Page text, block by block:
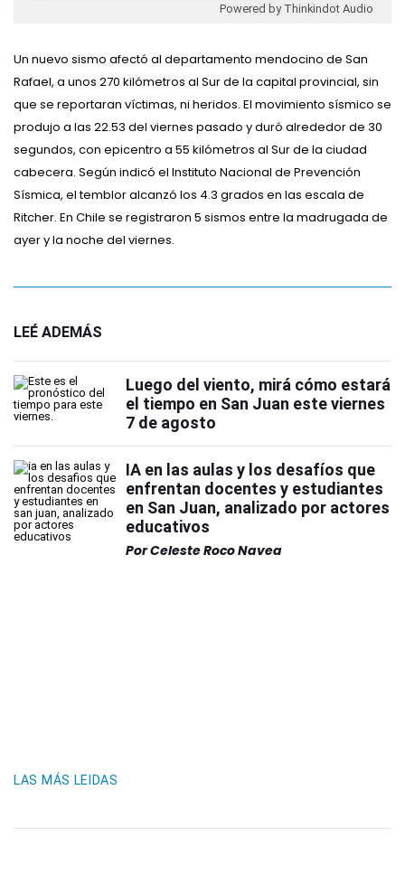
Powered by Thinkindot Audio
Un nuevo sismo afectó al departamento mendocino de San
Rafael, a unos 270 kilómetros al Sur de la capital provincial, sin
que se reportaran víctimas, ni heridos. El movimiento sísmico se
produjo a las 22.53 del viernes pasado y duró alrededor de 30
segundos, con epicentro a 55 kilómetros al Sur de la ciudad
cabecera. Según indicó el Instituto Nacional de Prevención
Sísmica, el temblor alcanzó los 4.3 grados en las escala de
Ritcher. En Chile se registraron 5 sismos entre la madrugada de
ayer y la noche del viernes.
LEÉ ADEMÁS
Luego del viento, mirá cómo estará
el tiempo en San Juan este viernes
7 de agosto
IA en las aulas y los desafíos que
enfrentan docentes y estudiantes
en San Juan, analizado por actores
educativos
PorCeleste Roco Navea
LAS MÁS LEIDAS